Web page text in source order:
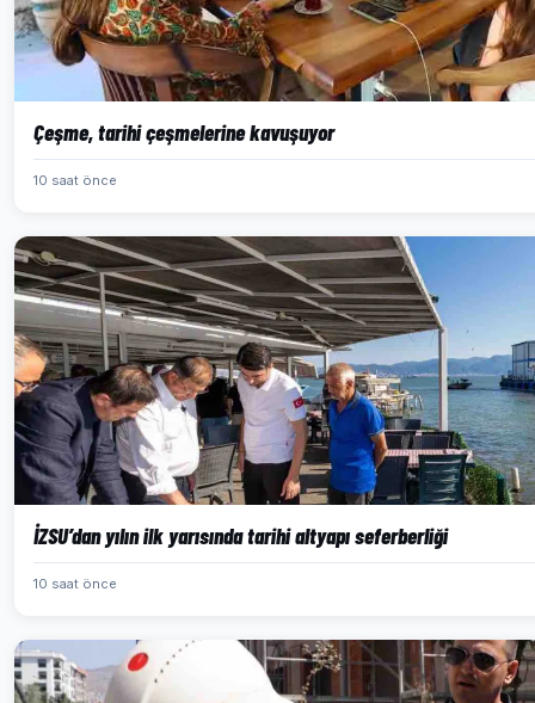
Çeşme, tarihi çeşmelerine kavuşuyor
10 saat önce
İZSU’dan yılın ilk yarısında tarihi altyapı seferberliği
10 saat önce